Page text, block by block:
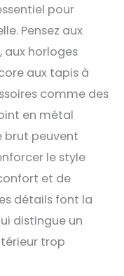
pour
Pensez aux
aux horloges
aux tapis à
comme des
en métal
brut peuvent
le style
et de
détails font la
distingue un
trop